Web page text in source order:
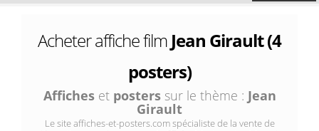
Acheter affiche film Jean Girault (4
posters)
Afficheset posterssur le thème : Jean
Girault
Le site affiches-et-posters.com spécialiste de la vente de